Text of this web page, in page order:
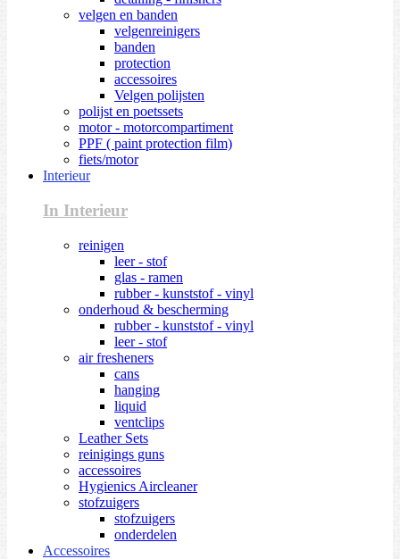
velgen en banden
velgenreinigers
banden
protection
accessoires
Velgen polijsten
polijst en poetssets
motor - motorcompartiment
PPF ( paint protection film)
fiets/motor
Interieur
In Interieur
reinigen
leer - stof
glas - ramen
rubber - kunststof - vinyl
onderhoud & bescherming
rubber - kunststof - vinyl
leer - stof
air fresheners
cans
hanging
liquid
ventclips
Leather Sets
reinigings guns
accessoires
Hygienics Aircleaner
stofzuigers
stofzuigers
onderdelen
Accessoires